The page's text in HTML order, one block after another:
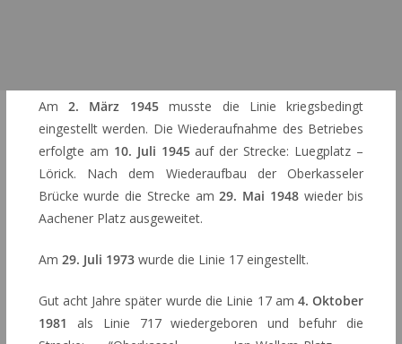
Am2. März 1945musste die Linie kriegsbedingt
eingestellt werden. Die Wiederaufnahme des Betriebes
erfolgte am 10. Juli 1945auf der Strecke: Luegplatz –
Lörick. Nach dem Wiederaufbau der Oberkasseler
Brücke wurde die Strecke am29. Mai 1948wieder bis
Aachener Platz ausgeweitet.
Am 29. Juli 1973wurde die Linie 17 eingestellt.
Gut acht Jahre später wurde die Linie 17 am4. Oktober
1981 als Linie 717 wiedergeboren und befuhr die